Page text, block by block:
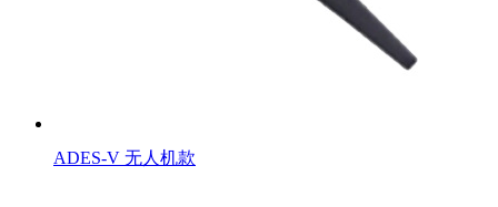
ADES-V 无人机款